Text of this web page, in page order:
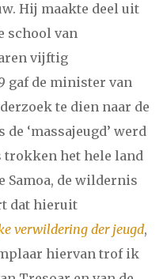
Hij maakte deel uit
school van
vijftig
gaf de minister van
te dien naar de
‘massajeugd’ werd
trokken het hele land
Samoa, de wildernis
dat hieruit
verwildering der jeugd,
hiervan trof ik